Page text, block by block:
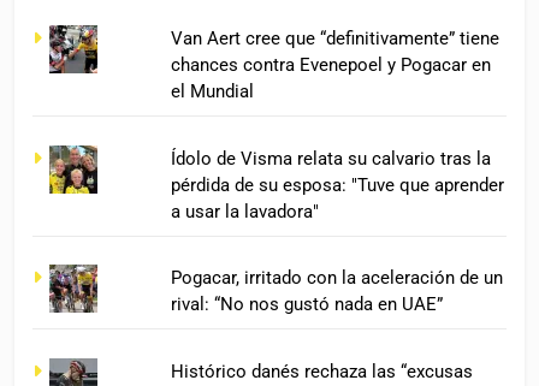
Van Aert cree que “definitivamente” tiene
chances contra Evenepoel y Pogacar en
el Mundial
Ídolo de Visma relata su calvario tras la
pérdida de su esposa: "Tuve que aprender
a usar la lavadora"
Pogacar, irritado con la aceleración de un
rival: “No nos gustó nada en UAE”
Histórico danés rechaza las “excusas